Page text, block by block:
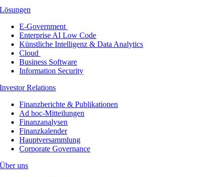
Lösungen
E-Government
Enterprise AI Low Code
Künstliche Intelligenz & Data Analytics
Cloud
Business Software
Information Security
Investor Relations
Finanzberichte & Publikationen
Ad hoc-Mitteilungen
Finanzanalysen
Finanzkalender
Hauptversammlung
Corporate Governance
Über uns